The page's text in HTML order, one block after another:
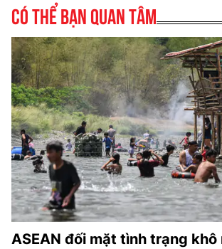
Có thể bạn quan tâm
ASEAN đối mặt tình trạng khô